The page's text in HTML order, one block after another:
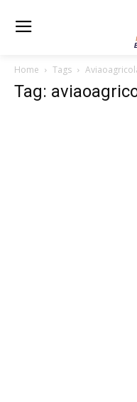
Home Tags
Tag: